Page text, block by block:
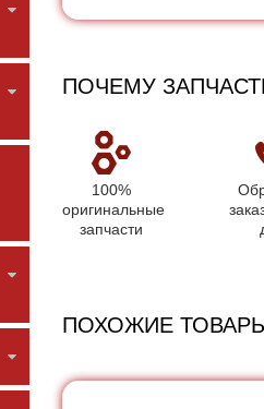
ПОЧЕМУ
100%
оригинальные
запчасти
ПОХОЖИЕ